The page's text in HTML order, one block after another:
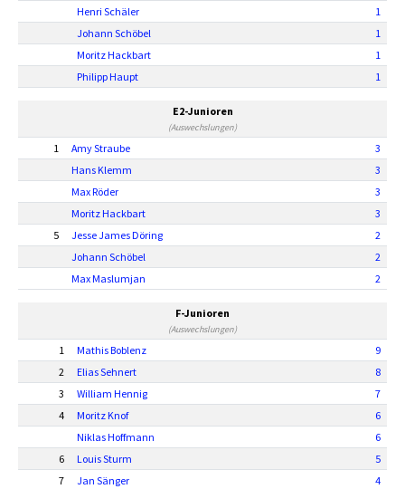
Henri Schäler
1
Johann Schöbel
1
Moritz Hackbart
1
Philipp Haupt
1
E2-Junioren
(Auswechslungen)
1 Amy Straube
3
Hans Klemm
3
Max Röder
3
Moritz Hackbart
3
5
Jesse James Döring
2
Johann Schöbel
2
Max Maslumjan
2
F-Junioren
(Auswechslungen)
1 Mathis Boblenz
9
2
Elias Sehnert
8
3
William Hennig
7
4
Moritz Knof
6
Niklas Hoffmann
6
6
Louis Sturm
5
7
Jan Sänger
4